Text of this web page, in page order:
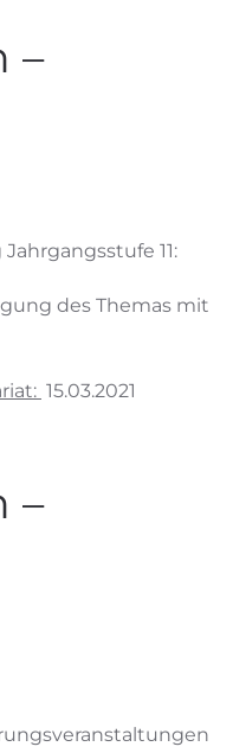
–
11:
des Themas mit
15.03.2021
–